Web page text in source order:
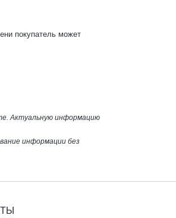
покупатель может
Актуальную информацию
информации без